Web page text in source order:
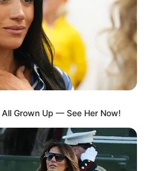
popsugar)
juga bisa
Lakukan dari yang paling
Grown Up — See Her Now!